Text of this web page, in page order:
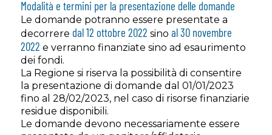
Modalità e termini per la presentazione delle domande
Le domande potranno essere presentate a
decorrere dal 12 ottobre 2022sino al 30 novembre
2022e verranno finanziate sino ad esaurimento
dei fondi.
La Regione si riserva la possibilità di consentire
la presentazione di domande dal 01/01/2023
fino al 28/02/2023, nel caso di risorse finanziarie
residue disponibili.
Le domande devono necessariamente essere